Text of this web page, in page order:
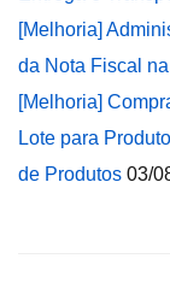
[Melhoria]
da Nota Fiscal
[Melhoria]
Lote para
de Produtos 03/